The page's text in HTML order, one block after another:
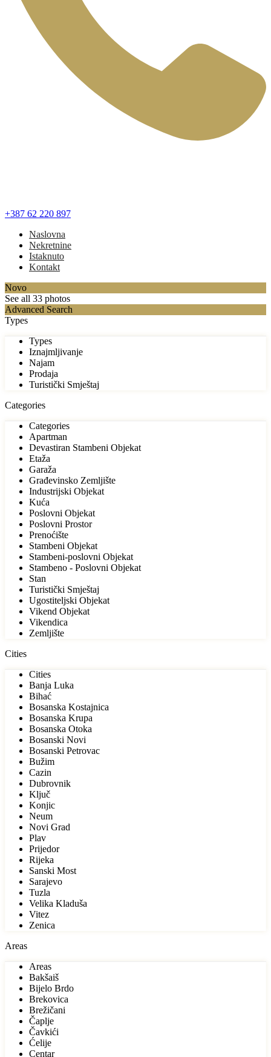
+387 62 220 897
Naslovna
Nekretnine
Istaknuto
Kontakt
Novo
See all 33 photos
Advanced Search
Types
Types
Iznajmljivanje
Najam
Prodaja
Turistički Smještaj
Categories
Categories
Apartman
Devastiran Stambeni Objekat
Etaža
Garaža
Građevinsko Zemljište
Industrijski Objekat
Kuća
Poslovni Objekat
Poslovni Prostor
Prenoćište
Stambeni Objekat
Stambeni-poslovni Objekat
Stambeno - Poslovni Objekat
Stan
Turistički Smještaj
Ugostiteljski Objekat
Vikend Objekat
Vikendica
Zemljište
Cities
Cities
Banja Luka
Bihać
Bosanska Kostajnica
Bosanska Krupa
Bosanska Otoka
Bosanski Novi
Bosanski Petrovac
Bužim
Cazin
Dubrovnik
Ključ
Konjic
Neum
Novi Grad
Plav
Prijedor
Rijeka
Sanski Most
Sarajevo
Tuzla
Velika Kladuša
Vitez
Zenica
Areas
Areas
Bakšaiš
Bijelo Brdo
Brekovica
Brežičani
Čaplje
Čavkići
Ćelije
Centar